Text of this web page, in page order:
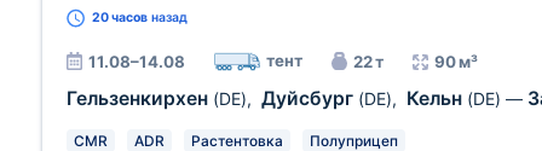
20 часов назад
11.08–14.08 тент 22 т 90 м³
Гельзенкирхен (DE), Дуйсбург (DE), Кельн (DE) —
CMR ADR Растентовка Полуприцеп